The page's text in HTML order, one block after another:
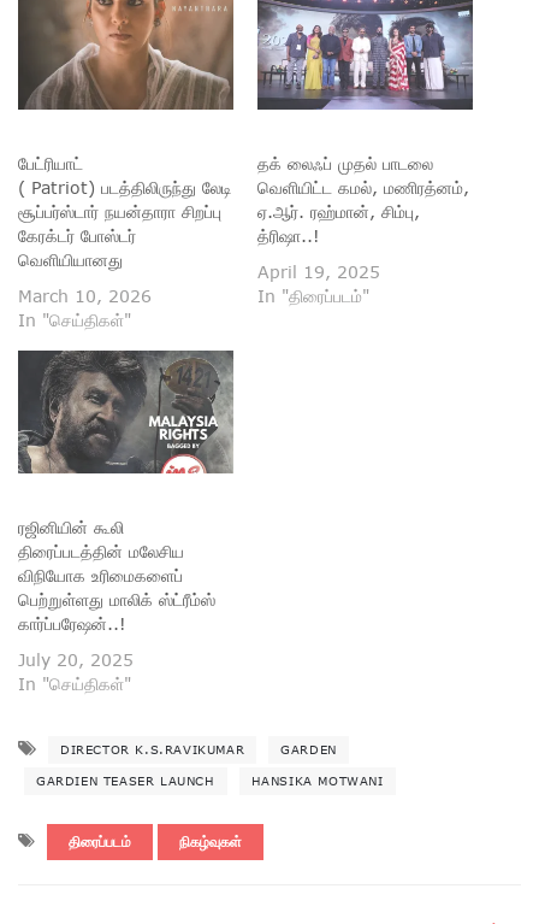
பேட்ரியாட்
( Patriot) படத்திலிருந்து லேடி
சூப்பர்ஸ்டார் நயன்தாரா சிறப்பு
கேரக்டர் போஸ்டர்
வெளியியானது
March 10, 2026
In "செய்திகள்"
தக் லைஃப் முதல் பாடலை
வெளியிட்ட கமல், மணிரத்னம்,
ஏ.ஆர். ரஹ்மான், சிம்பு,
த்ரிஷா..!
April 19, 2025
In "திரைப்படம்"
ரஜினியின் கூலி
திரைப்படத்தின் மலேசிய
விநியோக உரிமைகளைப்
பெற்றுள்ளது மாலிக் ஸ்ட்ரீம்ஸ்
கார்ப்பரேஷன்..!
July 20, 2025
In "செய்திகள்"
DIRECTOR K.S.RAVIKUMAR GARDEN
GARDIEN TEASER LAUNCH HANSIKA MOTWANI
திரைப்படம் நிகழ்வுகள்